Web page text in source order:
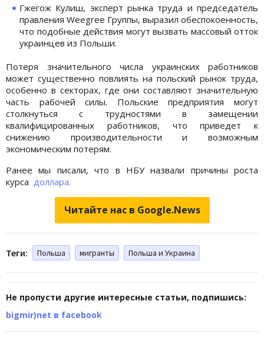
Гжегож Кулиш, эксперт рынка труда и председатель
правления Weegree Группы, выразил обеспокоенность,
что подобные действия могут вызвать массовый отток
украинцев из Польши.
Потеря значительного числа украинских работников
может существенно повлиять на польский рынок труда,
особенно в секторах, где они составляют значительную
часть рабочей силы. Польские предприятия могут
столкнуться с трудностями в замещении
квалифицированных работников, что приведет к
снижению производительности и возможным
экономическим потерям.
Ранее мы писали, что в НБУ назвали причины роста
курса доллара.
Читайте нас в Google.News
Теги: Польша мигранты Польша и Украина
Не пропусти другие интересные статьи, подпишись:
bigmir)net в facebook